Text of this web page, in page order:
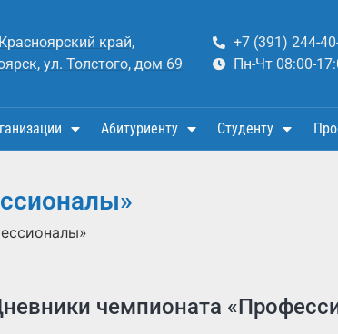
край,
ул. Толстого, дом 69
+7 (391) 244-
Пн-Чт 08:00-
Абитуриенту Студенту
чемпионата